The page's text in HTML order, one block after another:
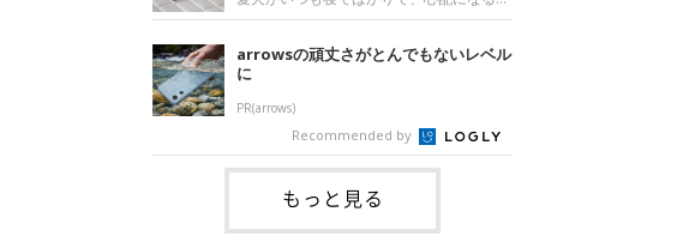
をするとよい
先生に伺いました。犬が急に走り回るのは
ラリー犬が突然走り回る行動は、必ずしも
珍しいものではないと考えられています。
体にたまったエ
は、犬が寝てばかりいるときに対処が必要
かを見極める方法はあるのでしょうか？
「犬の活動量が夏に減る理由と対策」につ
いて、いぬのきもち獣医師相談室の山口み
き先生に話を聞きました。Q. 夏に犬の活
動量が減る理由は？ いぬのきもち投稿写
真ギャラリーーー夏に愛犬の活動量が減る
と感じる飼い主さんもいるようです。理由
としてどのようなこ
とはありませんか？今回は、犬の睡眠時間
や気を付けたほうがよい睡眠・心配ない睡
眠の違い、犬が寝てばかりいるときの対処
法について、いぬのきもち獣医師相談室の
岡本りさ先生に聞きました。そもそも犬の
睡眠時間はどれくらい？いぬのきもち投稿
写真ギャラリー――一般的に、犬は1日に
何時間くらい睡眠をとるのでしょうか？岡
本先生： 「犬の睡眠時間は、一般的に、
子犬のときは18～20時間程度、成犬は12
～15時間程度、シニア犬になると18～20
arrowsの頑丈さがとんでもないレベル
に
PR(arrows)
Recommended by
もっと見る